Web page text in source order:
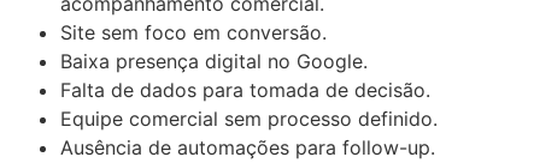
Site sem foco em conversão.
Baixa presença digital no Google.
Falta de dados para tomada de decisão.
Equipe comercial sem processo definido.
Ausência de automações para follow-up.